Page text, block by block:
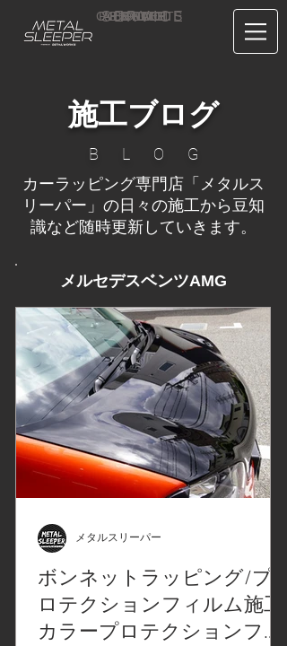
HOME
CONCEPT
SERVICE
ABOUT US
BLOG
PRICE
CONTACT
RECRUIT
施工ブログ
B L O G
カーラッピング専門店「メタルス
リーパー」の日々の施工から豆知
識など随時更新していきます。
メルセデスベンツAMG
ボンネットラッピング/プ
ロテクションフィルム施工/
カラープロテクションフィ
メタルスリーパー